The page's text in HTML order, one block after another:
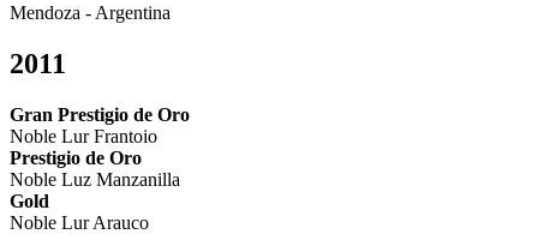
Mendoza - Argentina
2011
Gran Prestigio de Oro
Noble Lur Frantoio
Prestigio de Oro
Noble Luz Manzanilla
Gold
Noble Lur Arauco